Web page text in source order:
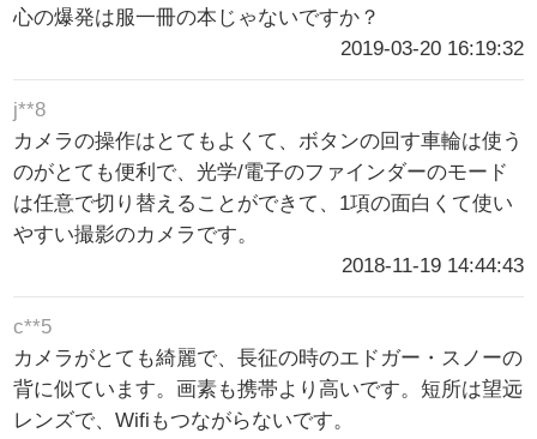
心の爆発は服一冊の本じゃないですか？
2019-03-20 16:19:32
j**8
カメラの操作はとてもよくて、ボタンの回す車輪は使う
のがとても便利で、光学/電子のファインダーのモード
は任意で切り替えることができて、1項の面白くて使い
やすい撮影のカメラです。
2018-11-19 14:44:43
c**5
カメラがとても綺麗で、長征の時のエドガー・スノーの
背に似ています。画素も携帯より高いです。短所は望远
レンズで、Wifiもつながらないです。